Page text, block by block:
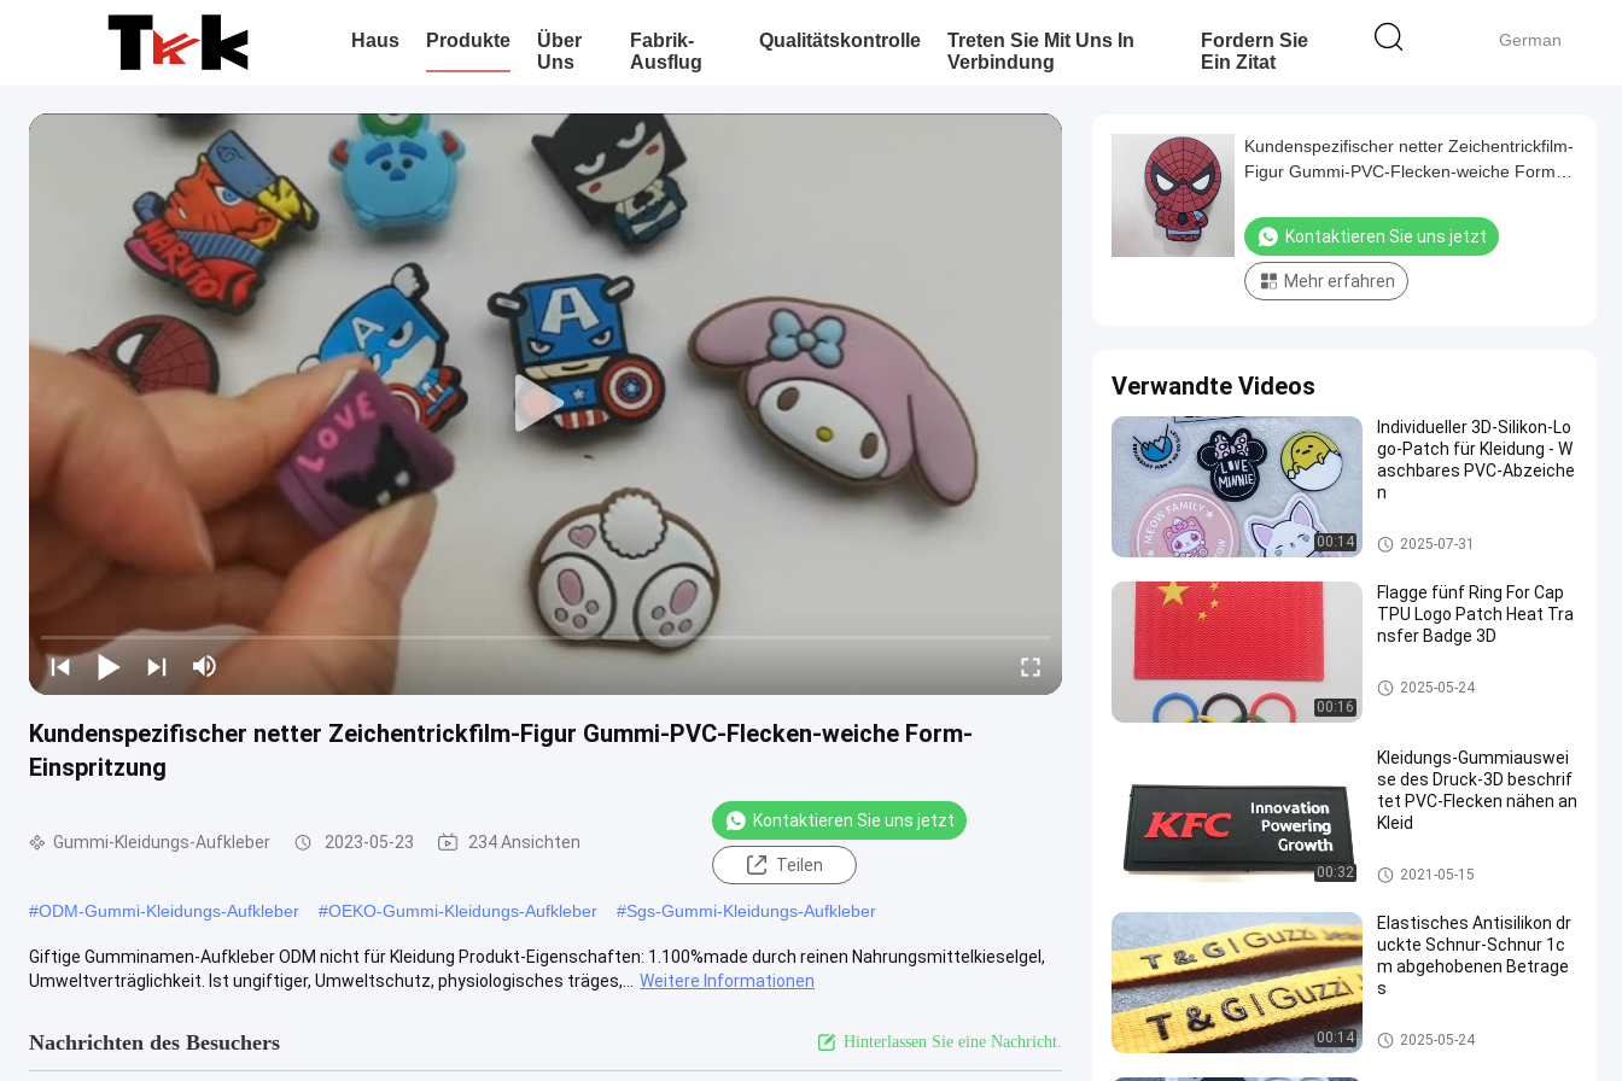
German
Haus Produkte
Über
Uns
Fabrik-
Ausflug
Qualitätskontrolle
Treten Sie Mit Uns In
Verbindung
Fordern Sie
Ein Zitat
Kundenspezifischer netter Zeichentrickfilm-Figur Gummi-PVC-Flecken-weiche Form-
Einspritzung
Gummi-Kleidungs-Aufkleber 2023-05-23 234 Ansichten
Kontaktieren Sie uns jetzt
Teilen
#ODM-Gummi-Kleidungs-Aufkleber #OEKO-Gummi-Kleidungs-Aufkleber #Sgs-Gummi-Kleidungs-Aufkleber
Giftige Gumminamen-Aufkleber ODM nicht für Kleidung Produkt-Eigenschaften: 1.100%made durch reinen Nahrungsmittelkieselgel,
Umweltverträglichkeit. Ist ungiftiger, Umweltschutz, physiologisches träges,...
Weitere Informationen
Nachrichten des Besuchers Hinterlassen Sie eine Nachricht.
Kundenspezifischer netter Zeichentrickfilm-
Figur Gummi-PVC-Flecken-weiche Form-
Kontaktieren Sie uns jetzt
Mehr erfahren
Verwandte Videos
00:14
Individueller 3D-Silikon-Lo
go-Patch für Kleidung - W
aschbares PVC-Abzeiche
n
Gummi-Kleidungs-Aufkleber
2025-07-31
00:16
Flagge fünf Ring For Cap
TPU Logo Patch Heat Tra
nsfer Badge 3D
Kundenspezifische Kleidungs-
Flecken
2025-05-24
00:32
Kleidungs-Gummiauswei
se des Druck-3D beschrif
tet PVC-Flecken nähen an
Kleid
Gummi-Kleidungs-Aufkleber
2021-05-15
00:14
Elastisches Antisilikon dr
uckte Schnur-Schnur 1c
m abgehobenen Betrage
s
Schnur-Schnur des abgehoben
en Betrages
2025-05-24